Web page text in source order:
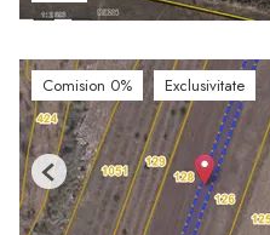
Comision 0% Exclusivitate
Previous